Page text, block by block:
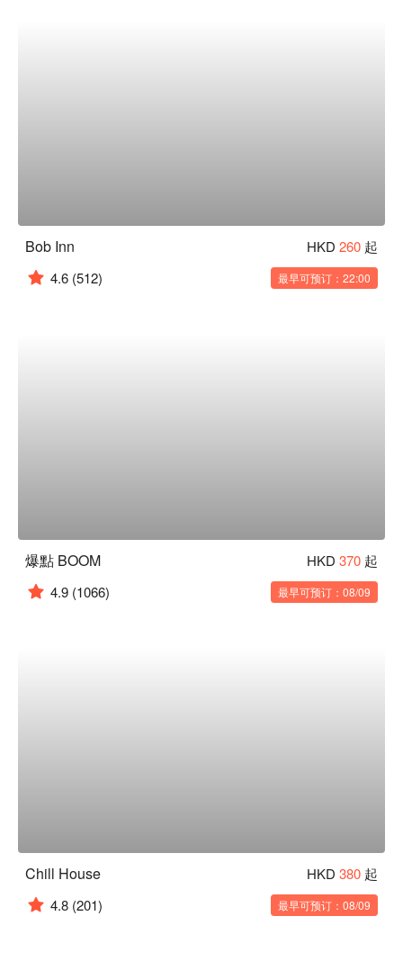
Bob Inn HKD 260 起
4.6 (512) 最早可预订：22:00
爆點 BOOM HKD 370 起
4.9 (1066) 最早可预订：08/09
Chill House HKD 380 起
4.8 (201) 最早可预订：08/09